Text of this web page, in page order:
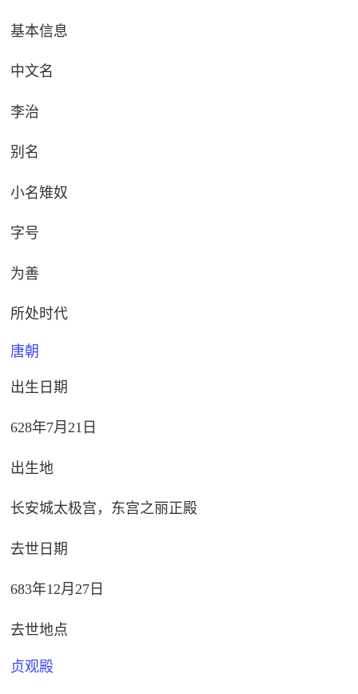
基本信息
中文名
李治
别名
小名雉奴
字号
为善
所处时代
唐朝
出生日期
628年7月21日
出生地
长安城太极宫，东宫之丽正殿
去世日期
683年12月27日
去世地点
贞观殿